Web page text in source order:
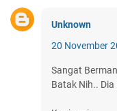
Unknown
20 November
Sangat
Batak Nih.. Dia